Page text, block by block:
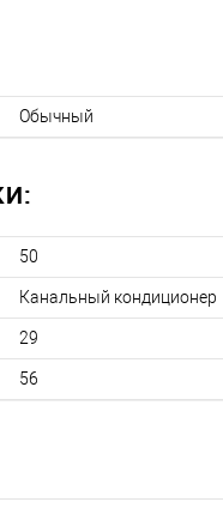
Обычный
50
Канальный кондиционер
29
56